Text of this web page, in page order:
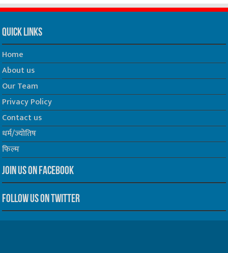
Quick Links
Home
About us
Our Team
Privacy Policy
Contact us
धर्म/ज्योतिष
फिल्म
Join us on Facebook
Follow us on Twitter